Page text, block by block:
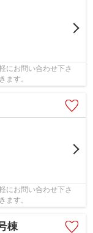
にお問い合わせ下さ
ます。
にお問い合わせ下さ
ます。
棟